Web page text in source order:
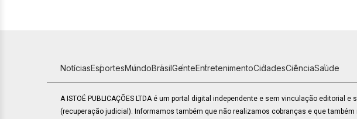
NotíciasEsportesMundoBrasilGenteEntretenimentoCidadesCiênciaSaúde
A ISTOÉ PUBLICAÇÕES LTDA é um portal digital independente e sem vinculação editorial e
(recuperação judicial). Informamos também que não realizamos cobranças e que